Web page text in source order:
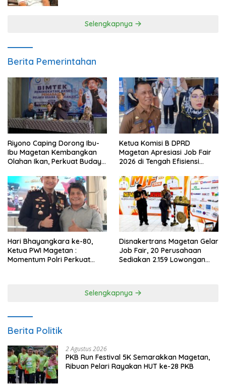
Selengkapnya
Berita Pemerintahan
Riyono Caping Dorong Ibu-
Ibu Magetan Kembangkan
Olahan Ikan, Perkuat Budaya
Ketua Komisi B DPRD
Magetan Apresiasi Job Fair
2026 di Tengah Efisiensi
Hari Bhayangkara ke-80,
Ketua PWI Magetan :
Momentum Polri Perkuat
Disnakertrans Magetan Gelar
Job Fair, 20 Perusahaan
Sediakan 2.159 Lowongan
Selengkapnya
Berita Politik
2 Agustus 2026
PKB Run Festival 5K Semarakkan Magetan,
Ribuan Pelari Rayakan HUT ke-28 PKB